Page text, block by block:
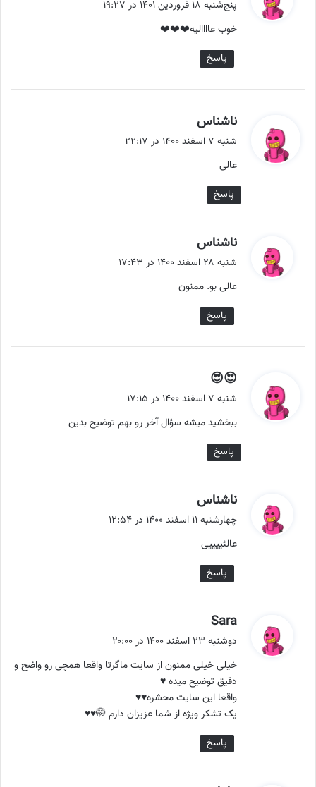
:
پنج‌شنبه ۱۸ فروردین ۱۴۰۱ در ۱۹:۲۷
خوب عاااالیه❤️❤️❤️
پاسخ
ناشناس
ف
شنبه ۷ اسفند ۱۴۰۰ در ۲۲:۱۷
عالی
پاسخ
ناشناس
ف
:
شنبه ۲۸ اسفند ۱۴۰۰ در ۱۷:۴۳
عالی بو. ممنون
پاسخ
😍😍
ف
:
شنبه ۷ اسفند ۱۴۰۰ در ۱۷:۱۵
ببخشید میشه سؤال آخر رو بهم توضیح بدین
پاسخ
ناشناس
ف چهارشنبه ۱۱ اسفند ۱۴۰۰ در ۱۲:۵۴
عالئییییی
پاسخ
Sara
ف
:
دوشنبه ۲۳ اسفند ۱۴۰۰ در ۲۰:۰۰
خیلی خیلی ممنون از سایت ماگرتا واقعا همچی رو واضح و
دقیق توضیح میده ♥️
واقعا این سایت محشره♥️♥️
یک تشکر ویژه از شما عزیزان دارم 🤭♥️♥️
پاسخ